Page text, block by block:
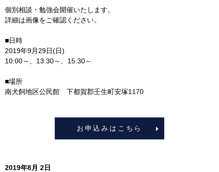
個別相談・勉強会開催いたします。
詳細は画像をご確認ください。
■日時
2019年9月29日(日)
10:00～、13:30～、15:30～
■場所
南犬飼地区公民館 下都賀郡壬生町安塚1170
お申込みはこちら
2019年8月 2日